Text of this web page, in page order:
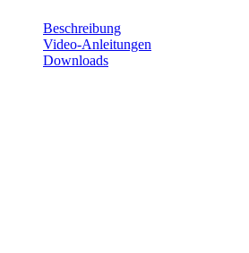
Beschreibung
Video-Anleitungen
Downloads